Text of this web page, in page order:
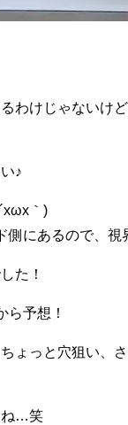
わけじゃないけ
♪
｀)
側にあるので、
た！
ら予想！
ょっと穴狙い、
ね…笑